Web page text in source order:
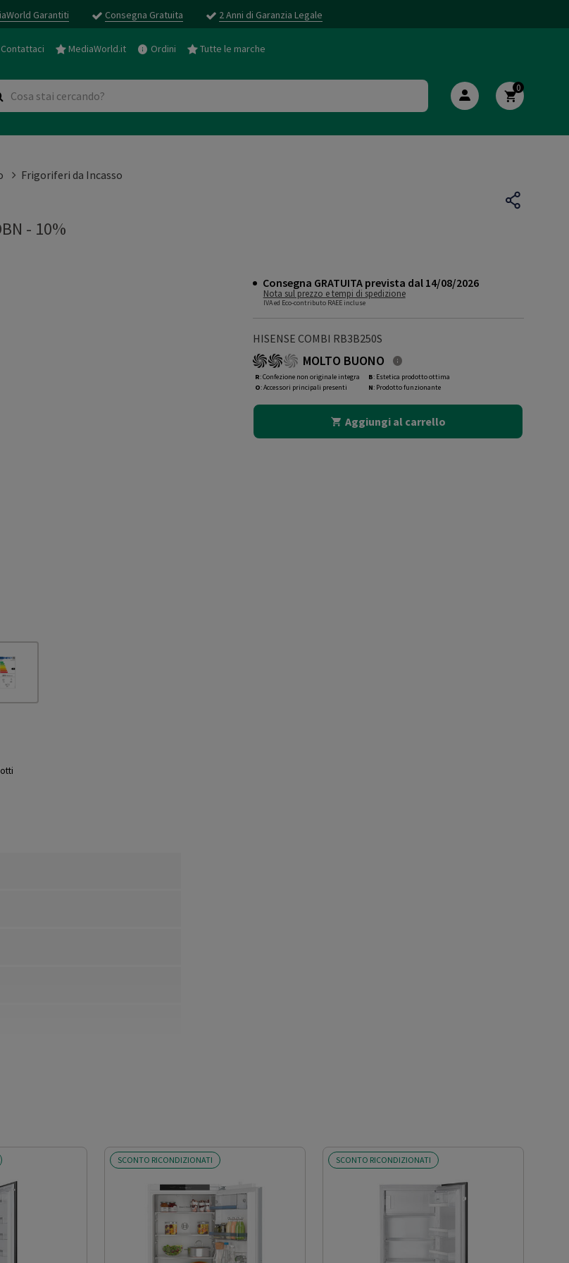
Garantiti Consegna Gratuita 2 Anni di Garanzia Legale
Contattaci MediaWorld.it Ordini Tutte le marche
0
Frigoriferi da Incasso
- 10%
Consegna GRATUITA prevista dal 14/08/2026
Nota sul prezzo e tempi di spedizione
IVA ed Eco-contributo RAEE incluse
HISENSE COMBI RB3B250S
MOLTO BUONO
R: Confezione non originale integra
O: Accessori principali presenti
B: Estetica prodotto ottima
N: Prodotto funzionante
Aggiungi al carrello
SCONTO RICONDIZIONATI SCONTO RICONDIZIONATI